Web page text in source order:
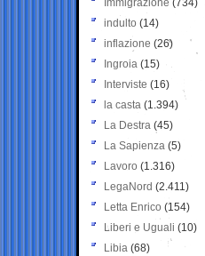
Immigrazione (734)
indulto (14)
inflazione (26)
Ingroia (15)
Interviste (16)
la casta (1.394)
La Destra (45)
La Sapienza (5)
Lavoro (1.316)
LegaNord (2.411)
Letta Enrico (154)
Liberi e Uguali (10)
Libia (68)